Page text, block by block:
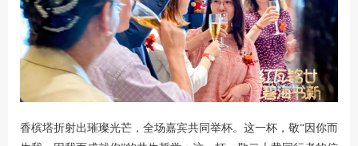
香槟塔折射出璀璨光芒，全场嘉宾共同举杯。这一杯，敬“因你而